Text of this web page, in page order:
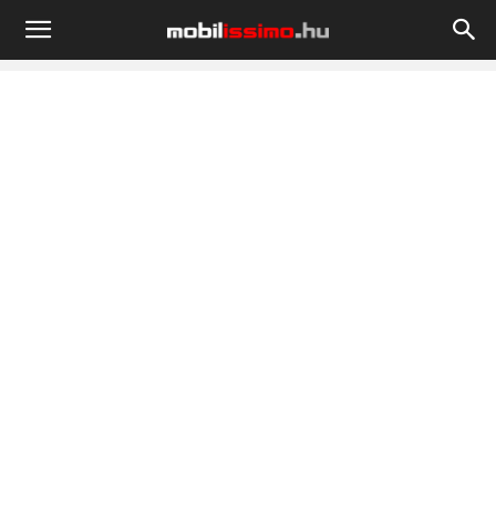
Mobilissimo.hu